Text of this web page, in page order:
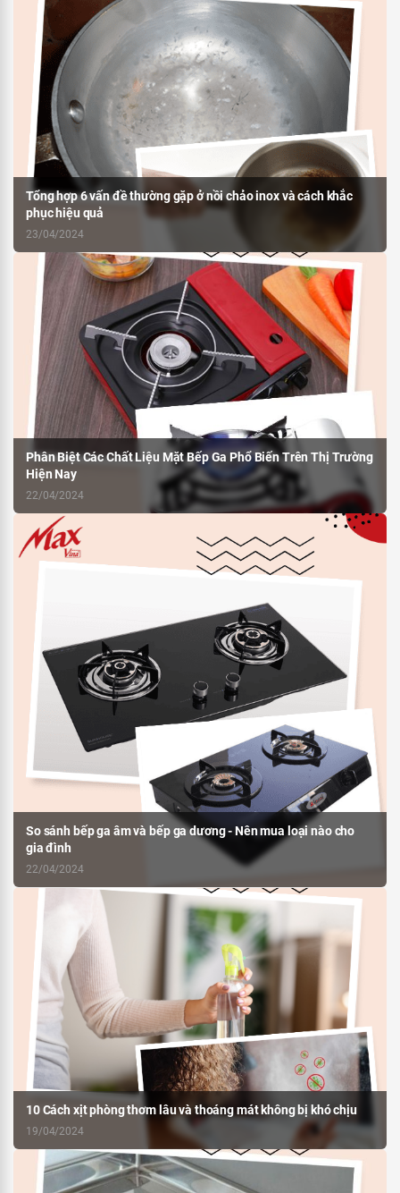
Tổng hợp 6 vấn đề thường gặp ở nồi chảo inox và cách khắc
phục hiệu quả
23/04/2024
Phân Biệt Các Chất Liệu Mặt Bếp Ga Phổ Biến Trên Thị Trường
Hiện Nay
22/04/2024
So sánh bếp ga âm và bếp ga dương - Nên mua loại nào cho
gia đình
22/04/2024
10 Cách xịt phòng thơm lâu và thoáng mát không bị khó chịu
19/04/2024